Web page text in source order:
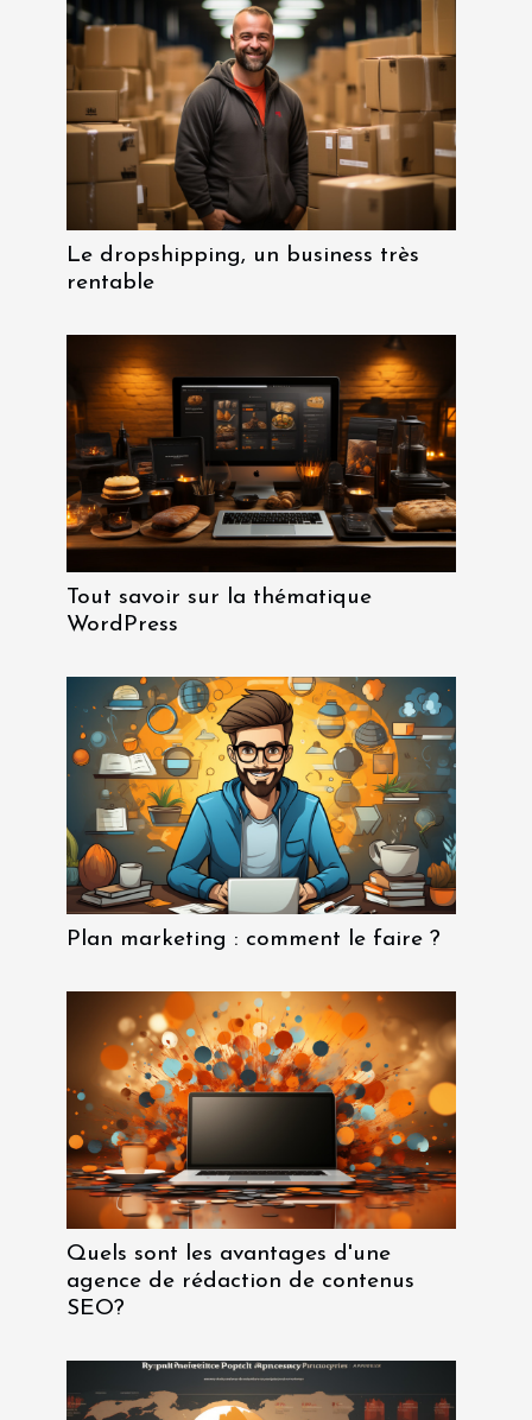
Le dropshipping, un business très
rentable
Tout savoir sur la thématique
WordPress
Plan marketing : comment le faire ?
Quels sont les avantages d'une
agence de rédaction de contenus
SEO?